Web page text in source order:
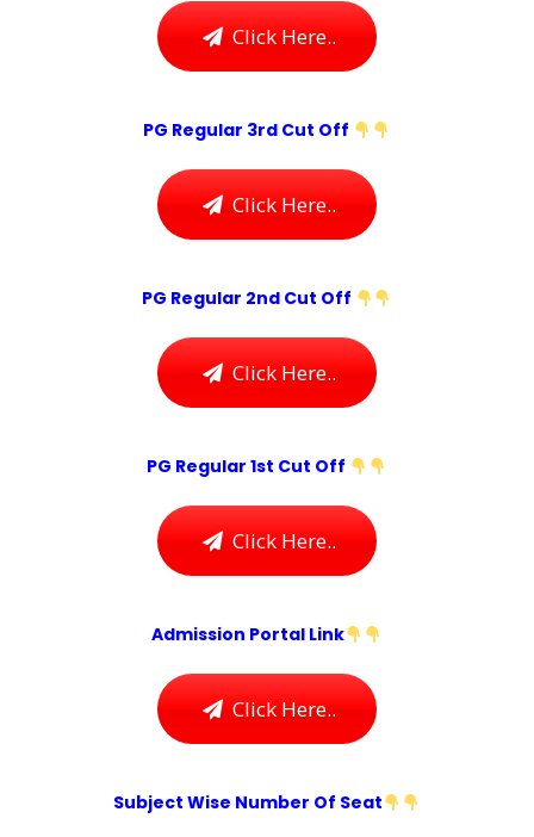
Click Here..
PG Regular 3rd Cut Off
Click Here..
PG Regular 2nd Cut Off
Click Here..
PG Regular 1st Cut Off
Click Here..
Admission Portal Link
Click Here..
Subject Wise Number Of Seat